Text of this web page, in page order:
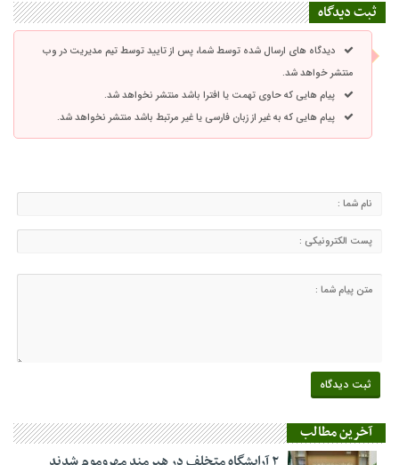
ثبت دیدگاه
دیدگاه های ارسال شده توسط شما، پس از تایید توسط تیم مدیریت در وب
منتشر خواهد شد.
پیام هایی که حاوی تهمت یا افترا باشد منتشر نخواهد شد.
پیام هایی که به غیر از زبان فارسی یا غیر مرتبط باشد منتشر نخواهد شد.
آخرین مطالب